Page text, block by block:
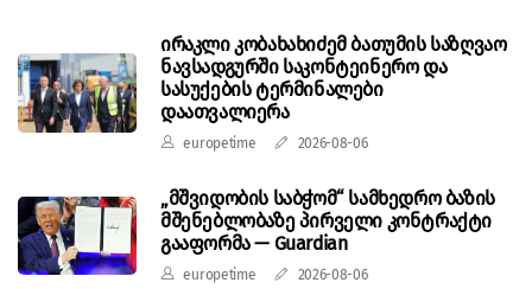
ირაკლი კობახახიძემ ბათუმის საზღვაო
ნავსადგურში საკონტეინერო და
სასუქების ტერმინალები
დაათვალიერა
europetime 2026-08-06
„მშვიდობის საბჭომ“ სამხედრო ბაზის
მშენებლობაზე პირველი კონტრაქტი
გააფორმა — Guardian
europetime 2026-08-06